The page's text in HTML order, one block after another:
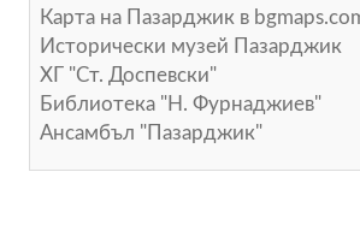
Карта на Пазарджик в
Исторически музей Пазарджик
ХГ "Ст. Доспевски"
Библиотека "Н. Фурнаджиев"
Ансамбъл "Пазарджик"